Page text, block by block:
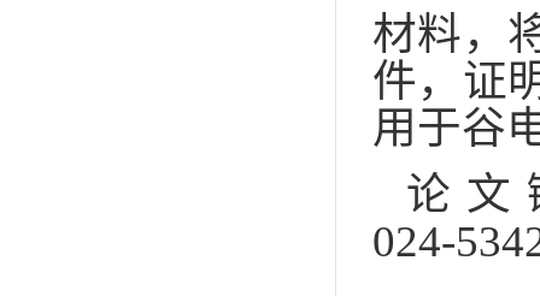
材料，
件，证
用于谷
论文
024-